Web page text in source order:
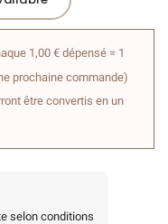
1,00 € dépensé = 1
prochaine commande)
être convertis en un
selon conditions